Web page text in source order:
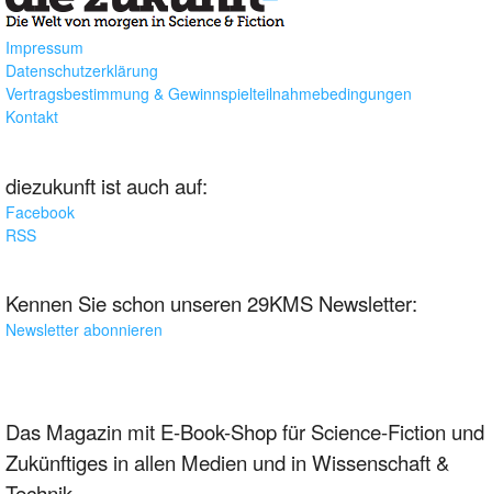
Impressum
Datenschutzerklärung
Vertragsbestimmung & Gewinnspielteilnahmebedingungen
Kontakt
diezukunft ist auch auf:
Facebook
RSS
Kennen Sie schon unseren 29KMS Newsletter:
Newsletter abonnieren
Das Magazin mit E-Book-Shop für Science-Fiction und
Zukünftiges in allen Medien und in Wissenschaft &